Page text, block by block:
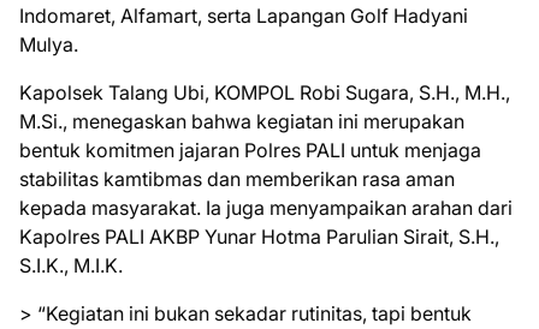
Indomaret, Alfamart, serta Lapangan Golf Hadyani
Mulya.
Kapolsek Talang Ubi, KOMPOL Robi Sugara, S.H., M.H.,
M.Si., menegaskan bahwa kegiatan ini merupakan
bentuk komitmen jajaran Polres PALI untuk menjaga
stabilitas kamtibmas dan memberikan rasa aman
kepada masyarakat. Ia juga menyampaikan arahan dari
Kapolres PALI AKBP Yunar Hotma Parulian Sirait, S.H.,
S.I.K., M.I.K.
> “Kegiatan ini bukan sekadar rutinitas, tapi bentuk